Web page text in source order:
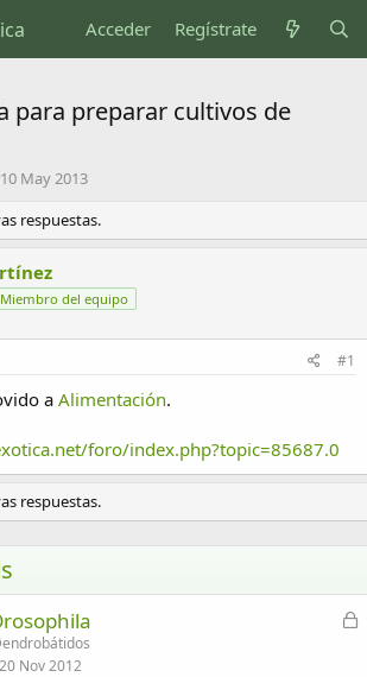
Acceder Regístrate
para preparar cultivos de
F
c
h
d
e
i
10 May 2013
respuestas.
Miembro del equipo
#1
a Alimentación.
foro/index.php?topic=85687.0
respuestas.
C
20 Nov 2012